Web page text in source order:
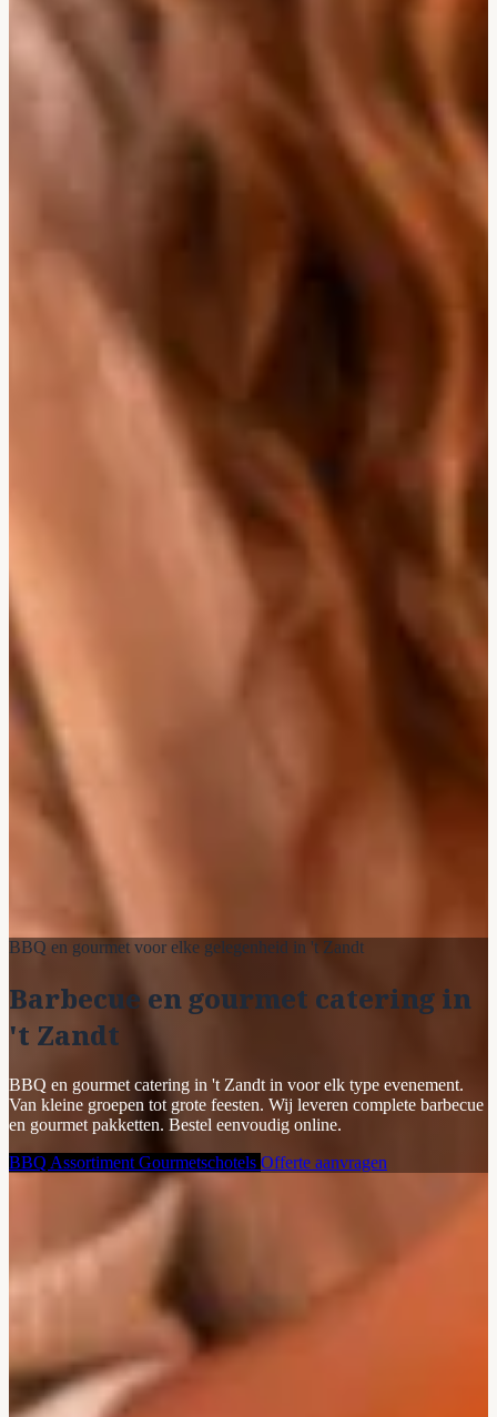
BBQ en gourmet voor elke gelegenheid in 't Zandt
Barbecue en gourmet catering in
't Zandt
BBQ en gourmet catering in 't Zandt in voor elk type evenement.
Van kleine groepen tot grote feesten. Wij leveren complete barbecue
en gourmet pakketten. Bestel eenvoudig online.
BBQ Assortiment Gourmetschotels Offerte aanvragen